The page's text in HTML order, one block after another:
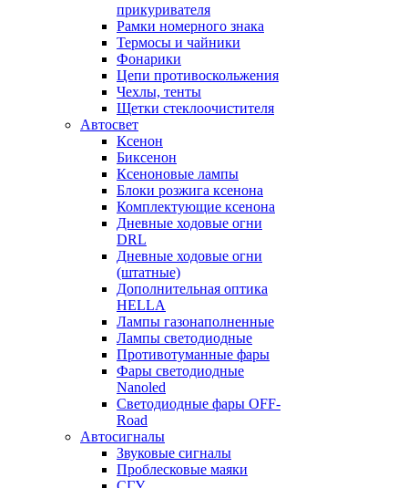
прикуривателя
Рамки номерного знака
Термосы и чайники
Фонарики
Цепи противоскольжения
Чехлы, тенты
Щетки стеклоочистителя
Автосвет
Ксенон
Биксенон
Ксеноновые лампы
Блоки розжига ксенона
Комплектующие ксенона
Дневные ходовые огни
DRL
Дневные ходовые огни
(штатные)
Дополнительная оптика
HELLA
Лампы газонаполненные
Лампы светодиодные
Противотуманные фары
Фары светодиодные
Nanoled
Светодиодные фары OFF-
Road
Автосигналы
Звуковые сигналы
Проблесковые маяки